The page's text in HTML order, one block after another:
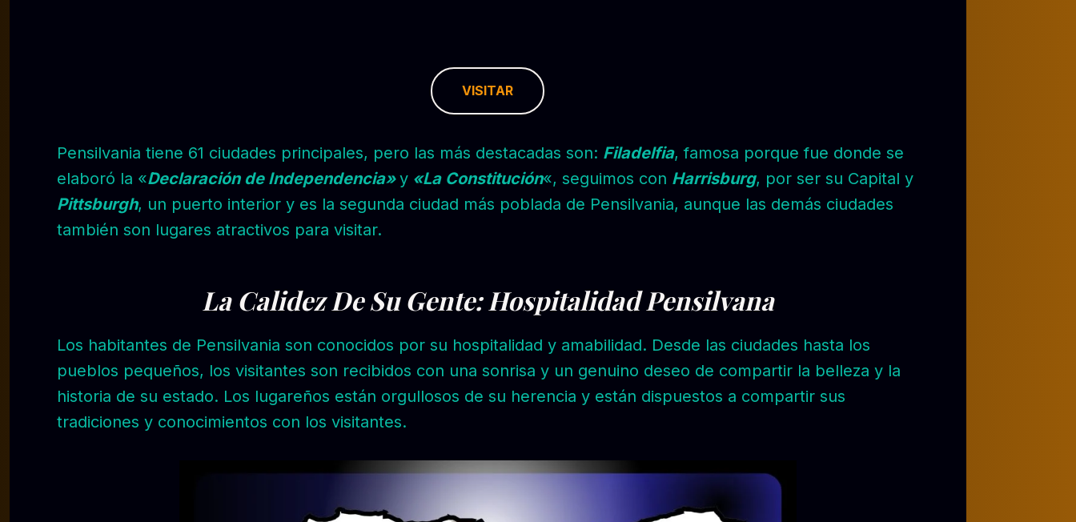
VISITAR
Pensilvania tiene 61 ciudades principales, pero las más destacadas son: Filadelfia, famosa porque fue donde se
elaboró la «Declaración de Independencia»y «La Constitución«, seguimos con Harrisburg, por ser su Capital y
Pittsburgh, un puerto interior y es la segunda ciudad más poblada de Pensilvania, aunque las demás ciudades
también son lugares atractivos para visitar.
La Calidez De Su Gente: Hospitalidad Pensilvana
Los habitantes de Pensilvania son conocidos por su hospitalidad y amabilidad. Desde las ciudades hasta los
pueblos pequeños, los visitantes son recibidos con una sonrisa y un genuino deseo de compartir la belleza y la
historia de su estado. Los lugareños están orgullosos de su herencia y están dispuestos a compartir sus
tradiciones y conocimientos con los visitantes.